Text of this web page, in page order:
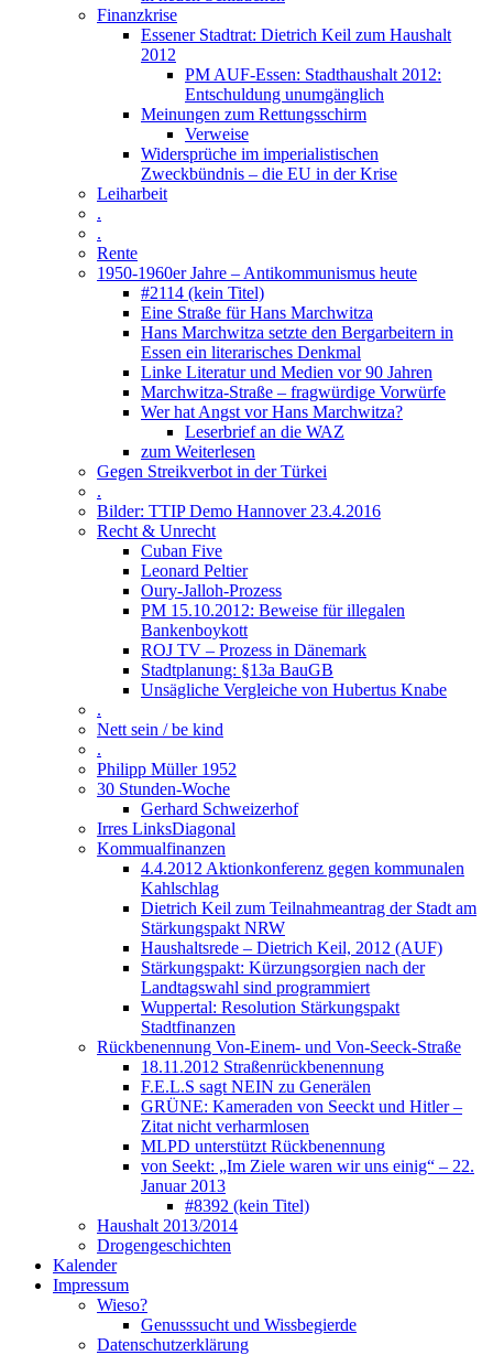
Finanzkrise
Essener Stadtrat: Dietrich Keil zum Haushalt
2012
PM AUF-Essen: Stadthaushalt 2012:
Entschuldung unumgänglich
Meinungen zum Rettungsschirm
Verweise
Widersprüche im imperialistischen
Zweckbündnis – die EU in der Krise
Leiharbeit
.
.
Rente
1950-1960er Jahre – Antikommunismus heute
#2114 (kein Titel)
Eine Straße für Hans Marchwitza
Hans Marchwitza setzte den Bergarbeitern in
Essen ein literarisches Denkmal
Linke Literatur und Medien vor 90 Jahren
Marchwitza-Straße – fragwürdige Vorwürfe
Wer hat Angst vor Hans Marchwitza?
Leserbrief an die WAZ
zum Weiterlesen
Gegen Streikverbot in der Türkei
.
Bilder: TTIP Demo Hannover 23.4.2016
Recht & Unrecht
Cuban Five
Leonard Peltier
Oury-Jalloh-Prozess
PM 15.10.2012: Beweise für illegalen
Bankenboykott
ROJ TV – Prozess in Dänemark
Stadtplanung: §13a BauGB
Unsägliche Vergleiche von Hubertus Knabe
.
Nett sein / be kind
.
Philipp Müller 1952
30 Stunden-Woche
Gerhard Schweizerhof
Irres LinksDiagonal
Kommualfinanzen
4.4.2012 Aktionkonferenz gegen kommunalen
Kahlschlag
Dietrich Keil zum Teilnahmeantrag der Stadt am
Stärkungspakt NRW
Haushaltsrede – Dietrich Keil, 2012 (AUF)
Stärkungspakt: Kürzungsorgien nach der
Landtagswahl sind programmiert
Wuppertal: Resolution Stärkungspakt
Stadtfinanzen
Rückbenennung Von-Einem- und Von-Seeck-Straße
18.11.2012 Straßenrückbenennung
F.E.L.S sagt NEIN zu Generälen
GRÜNE: Kameraden von Seeckt und Hitler –
Zitat nicht verharmlosen
MLPD unterstützt Rückbenennung
von Seekt: „Im Ziele waren wir uns einig“ – 22.
Januar 2013
#8392 (kein Titel)
Haushalt 2013/2014
Drogengeschichten
Kalender
Impressum
Wieso?
Genusssucht und Wissbegierde
Datenschutzerklärung